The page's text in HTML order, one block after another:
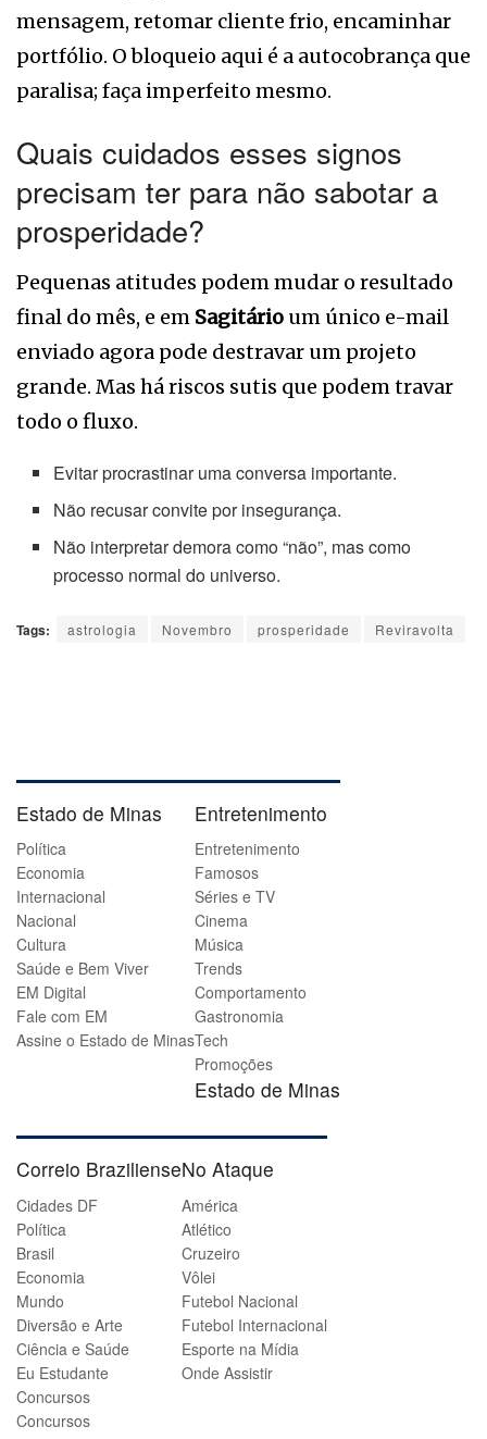
mensagem, retomar cliente frio, encaminhar
portfólio. O bloqueio aqui é a autocobrança que
paralisa; faça imperfeito mesmo.
Quais cuidados esses signos
precisam ter para não sabotar a
prosperidade?
Pequenas atitudes podem mudar o resultado
final do mês, e em Sagitário um único e-mail
enviado agora pode destravar um projeto
grande. Mas há riscos sutis que podem travar
todo o fluxo.
Evitar procrastinar uma conversa importante.
Não recusar convite por insegurança.
Não interpretar demora como “não”, mas como
processo normal do universo.
Tags: astrologia Novembro prosperidade Reviravolta
Estado de Minas
Política
Economia
Internacional
Nacional
Cultura
Saúde e Bem Viver
EM Digital
Fale com EM
Assine o Estado de Minas
Entretenimento
Entretenimento
Famosos
Séries e TV
Cinema
Música
Trends
Comportamento
Gastronomia
Tech
Promoções
Estado de Minas
Correio Braziliense
Cidades DF
Política
Brasil
Economia
Mundo
Diversão e Arte
Ciência e Saúde
Eu Estudante
Concursos
Concursos
No Ataque
América
Atlético
Cruzeiro
Vôlei
Futebol Nacional
Futebol Internacional
Esporte na Mídia
Onde Assistir